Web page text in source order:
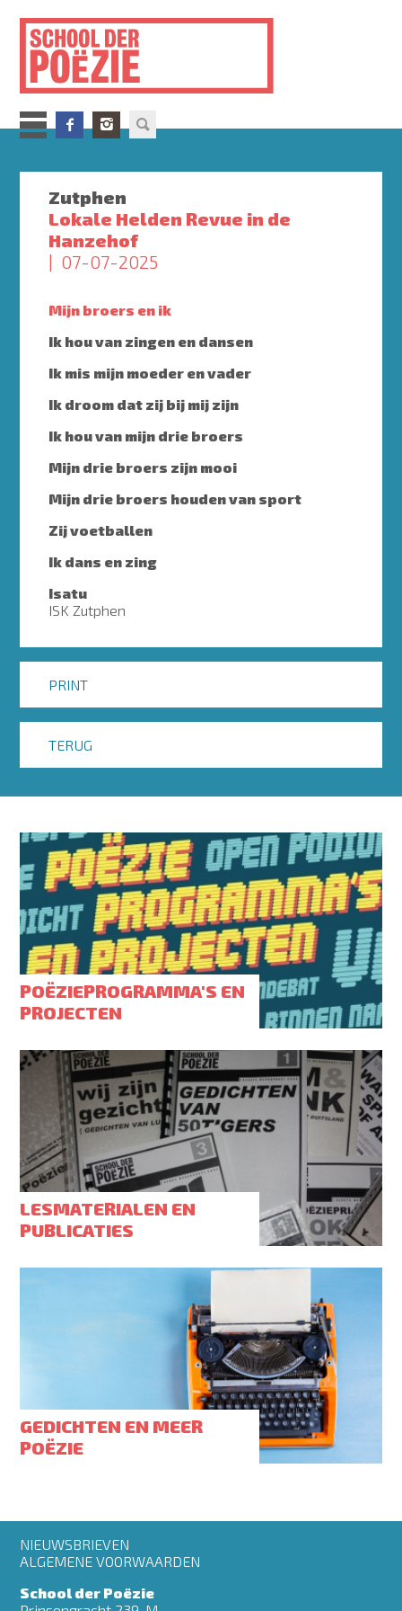
inhoud
gaan
Zutphen
Lokale Helden Revue in de
Hanzehof
07-07-2025
Mijn broers en ik
Ik hou van zingen en dansen
Ik mis mijn moeder en vader
Ik droom dat zij bij mij zijn
Ik hou van mijn drie broers
Mijn drie broers zijn mooi
Mijn drie broers houden van sport
Zij voetballen
Ik dans en zing
Isatu
ISK Zutphen
PRINT
TERUG
POËZIEPROGRAMMA'S EN
PROJECTEN
LESMATERIALEN EN
PUBLICATIES
GEDICHTEN EN MEER
POËZIE
Footer
menu
NIEUWSBRIEVEN
ALGEMENE VOORWAARDEN
School der Poëzie